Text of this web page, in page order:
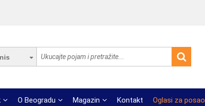
O Beogradu Magazin Kontakt Oglasi za posao